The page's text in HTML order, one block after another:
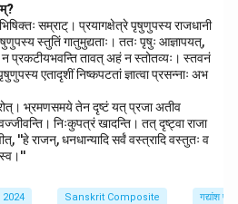
सम्राट्। प्रयागक्षेत्रे पृषुणुपस्य राजधानी
स्तुतिं गातुमुद्यताः। ततः पृषुः आज्ञापयत्,
न प्रकटीयभवन्ति तावत् अहं न स्तोतव्यः। स्तवनं
एतादृशीं निष्कपटतां ज्ञात्वा प्रसन्नाः अभ
भ्रमणसमये तेन दृष्टं यत् प्रजा अतीव
निःकुपत्रं खादन्ति। तत् दृष्ट्वा राजा
''हे राजन्, धनधान्यादि सर्वं वस्त्रादि वस्तुतः व
Sanskrit Composite गद्यांश पर